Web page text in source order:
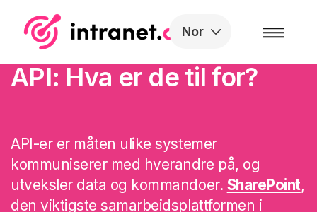
Nor
SharePoint APIog REST
API: Hva er de til for?
API-er er måten ulike systemer
kommuniserer med hverandre på, og
utveksler data og kommandoer. SharePoint,
den viktigste samarbeidsplattformen i